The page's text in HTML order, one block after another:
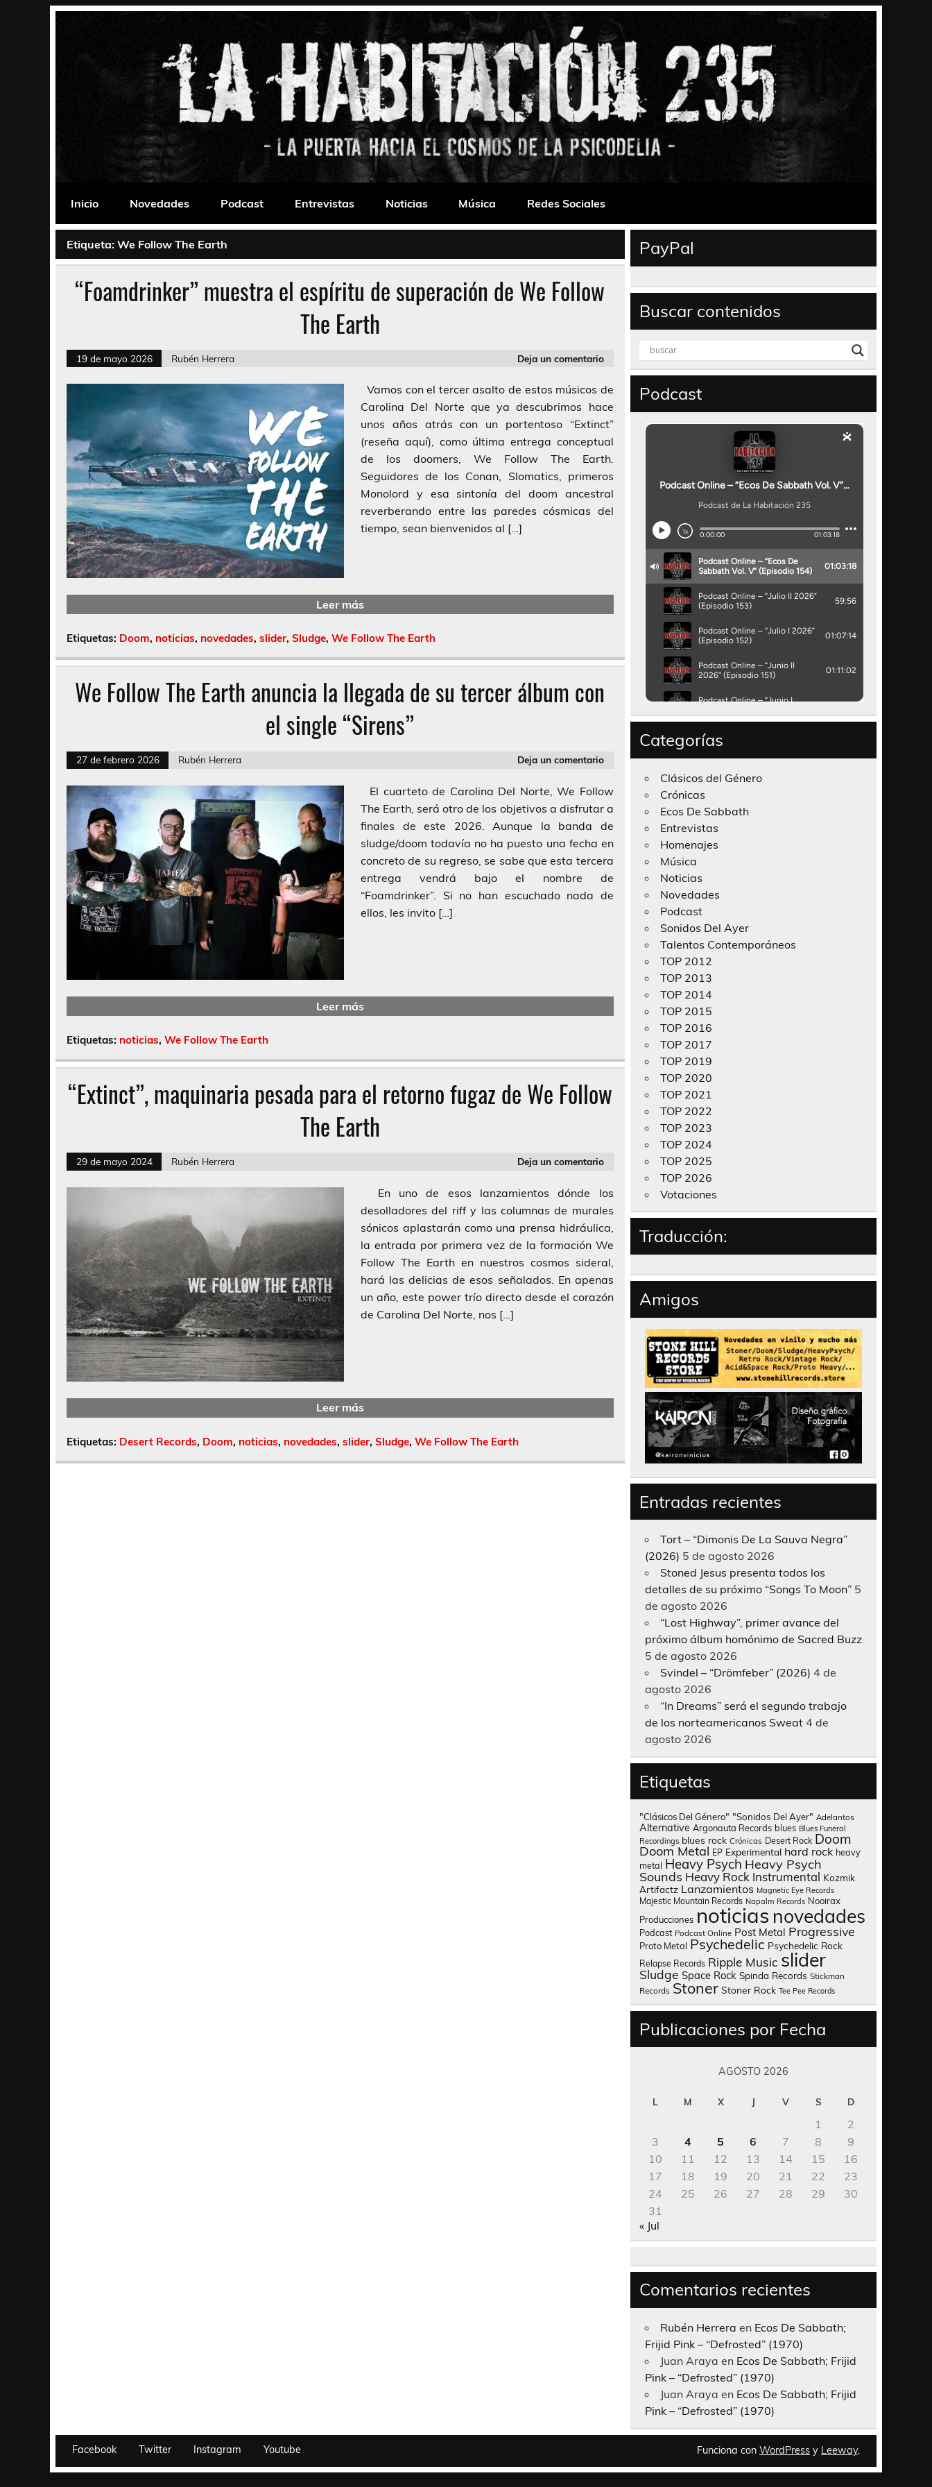
La Habitación 235
Inicio
Novedades Podcast Entrevistas Noticias Música Redes Sociales
Etiqueta: We Follow The Earth
“Foamdrinker” muestra el espíritu de superación de We Follow
The Earth
19 de mayo 2026 Rubén Herrera Deja un comentario
Vamos con el tercer asalto de estos músicos de
Carolina Del Norte que ya descubrimos hace
unos años atrás con un portentoso “Extinct”
(reseña aquí), como última entrega conceptual
de los doomers, We Follow The Earth.
Seguidores de los Conan, Slomatics, primeros
Monolord y esa sintonía del doom ancestral
reverberando entre las paredes cósmicas del
tiempo, sean bienvenidos al […]
Leer más
Etiquetas: Doom, noticias, novedades, slider, Sludge, We Follow The Earth
We Follow The Earth anuncia la llegada de su tercer álbum con
el single “Sirens”
27 de febrero 2026 Rubén Herrera Deja un comentario
El cuarteto de Carolina Del Norte, We Follow
The Earth, será otro de los objetivos a disfrutar a
finales de este 2026. Aunque la banda de
sludge/doom todavía no ha puesto una fecha en
concreto de su regreso, se sabe que esta tercera
entrega vendrá bajo el nombre de
“Foamdrinker”. Si no han escuchado nada de
ellos, les invito […]
Leer más
Etiquetas: noticias, We Follow The Earth
“Extinct”, maquinaria pesada para el retorno fugaz de We Follow
The Earth
29 de mayo 2024 Rubén Herrera Deja un comentario
En uno de esos lanzamientos dónde los
desolladores del riff y las columnas de murales
sónicos aplastarán como una prensa hidráulica,
la entrada por primera vez de la formación We
Follow The Earth en nuestros cosmos sideral,
hará las delicias de esos señalados. En apenas
un año, este power trío directo desde el corazón
de Carolina Del Norte, nos […]
Leer más
Etiquetas: Desert Records, Doom, noticias, novedades, slider, Sludge, We Follow The Earth
PayPal
Buscar contenidos
Podcast
Categorías
Clásicos del Género
Crónicas
Ecos De Sabbath
Entrevistas
Homenajes
Música
Noticias
Novedades
Podcast
Sonidos Del Ayer
Talentos Contemporáneos
TOP 2012
TOP 2013
TOP 2014
TOP 2015
TOP 2016
TOP 2017
TOP 2019
TOP 2020
TOP 2021
TOP 2022
TOP 2023
TOP 2024
TOP 2025
TOP 2026
Votaciones
Traducción:
Amigos
Entradas recientes
Tort – “Dimonis De La Sauva Negra”
(2026) 5 de agosto 2026
Stoned Jesus presenta todos los
detalles de su próximo “Songs To Moon” 5
de agosto 2026
“Lost Highway”, primer avance del
próximo álbum homónimo de Sacred Buzz
5 de agosto 2026
Svindel – “Drömfeber” (2026) 4 de
agosto 2026
“In Dreams” será el segundo trabajo
de los norteamericanos Sweat 4 de
agosto 2026
Etiquetas
"Clásicos Del Género" "Sonidos Del Ayer" Adelantos
Alternative Argonauta Records blues Blues Funeral
Recordings blues rock Crónicas Desert Rock Doom
Doom Metal EP Experimental hard rock heavy
metal Heavy Psych Heavy Psych
Sounds Heavy Rock Instrumental Kozmik
Artifactz Lanzamientos Magnetic Eye Records
Majestic Mountain Records Napalm Records Nooirax
Producciones noticias novedades
Podcast Podcast Online Post Metal Progressive
Proto Metal Psychedelic Psychedelic Rock
Relapse Records Ripple Music slider
Sludge Space Rock Spinda Records Stickman
Records Stoner Stoner Rock Tee Pee Records
Publicaciones por Fecha
AGOSTO 2026
L M X J V S D
1
2
3
4 5 6 7 8
9
10
11 12 13 14 15
16
17
18 19 20 21 22
23
24
25 26 27 28 29
30
31
« Jul
Comentarios recientes
Rubén Herrera en Ecos De Sabbath;
Frijid Pink – “Defrosted” (1970)
Juan Araya en Ecos De Sabbath; Frijid
Pink – “Defrosted” (1970)
Juan Araya en Ecos De Sabbath; Frijid
Pink – “Defrosted” (1970)
Facebook Twitter Instagram Youtube Funciona con WordPress y Leeway.